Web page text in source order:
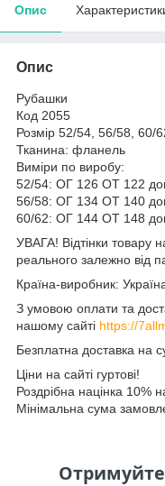
Опис
Опис
Рубашки
Код 2055
Розмір 52/54, 56/58, 60/
Тканина: фланель
Виміри по виробу:
52/54: ОГ 126 ОТ 122
56/58: ОГ 134 ОТ 140
60/62: ОГ 144 ОТ 148
УВАГА! Відтінки товару
реального залежно від
Країна-виробник:
З умовою оплати та
нашому сайті https://
Безплатна доставка на
Ціни на сайті гуртові!
Роздрібна націнка 10%
Мінімальна сума